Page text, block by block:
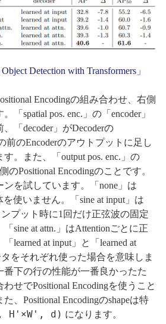
Object Detection with Transformers」
Encodingの組み合わせ、右側
「spatial pos. enc.」の「encoder」
、「decoder」がDecoderの
前のEncoderのアウトプットに足し
。また、「output pos. enc.」の
のPositional Encodingのことです。
を試しています。「none」は
を使いません。「sine at input」は
プット時に1回だけ正弦波の固定
sine at attn.」はAttentionごとに正
learned at input」と「learned at
をそれぞれ使った場合を意味しま
下の行の性能が一番良かったた
せでPositional Encodingを使うこと
、Positional Encodingのshapeは特
H'×W', d) になります。